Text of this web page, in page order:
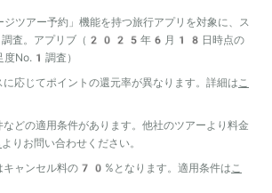
ツアー予約」機能を持つ旅行アプリを対象に、ス
く調査。アプリブ（2025年6月18日時点の
No.1調査）
じてポイントの還元率が異なります。詳細は こ
の適用条件があります。他社のツアーより料金
よりお問い合わせください。
ャンセル料の70%となります。適用条件は こ